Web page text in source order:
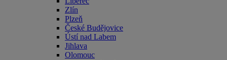
Zlín
Plzeň
České Budějovice
Ústí nad Labem
Jihlava
Olomouc